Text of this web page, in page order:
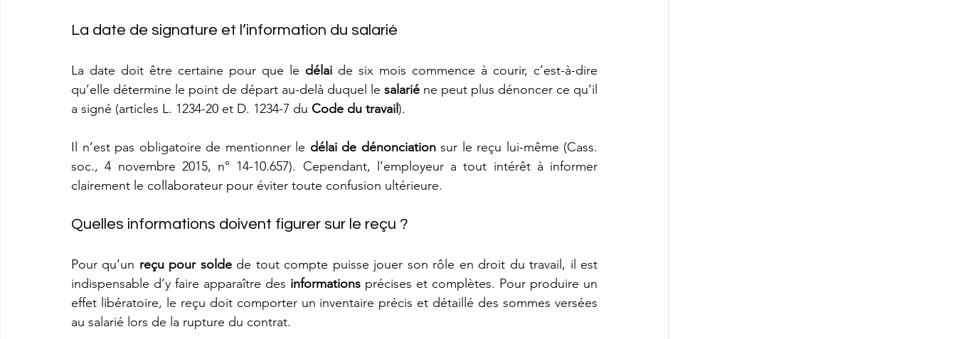
La date de signature et l’information du salarié
La date doit être certaine pour que le délai de six mois commence à courir, c’est-à-dire
qu’elle détermine le point de départ au-delà duquel le salarié ne peut plus dénoncer ce qu’il
a signé (articles L. 1234-20 et D. 1234-7 du Code du travail).
Il n’est pas obligatoire de mentionner le délai de dénonciation sur le reçu lui-même (Cass.
soc., 4 novembre 2015, n° 14-10.657). Cependant, l’employeur a tout intérêt à informer
clairement le collaborateur pour éviter toute confusion ultérieure.
Quelles informations doivent figurer sur le reçu ?
Pour qu’un reçu pour solde de tout compte puisse jouer son rôle en droit du travail, il est
indispensable d’y faire apparaître des informations précises et complètes. Pour produire un
effet libératoire, le reçu doit comporter un inventaire précis et détaillé des sommes versées
au salarié lors de la rupture du contrat.